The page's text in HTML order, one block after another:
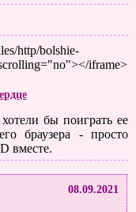
http/bolshie-
iframe>
бы поиграть ее
браузера - просто
вместе.
08.09.2021